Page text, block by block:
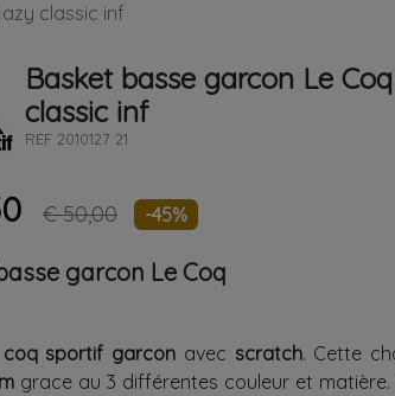
jazy classic inf
Basket basse garcon Le
classic inf
REF 2010127 21
€ 50,00 -45%
garcon Le Coq
coq sportif garcon avec scratch. Cette
grace au 3 différentes couleur et matière.